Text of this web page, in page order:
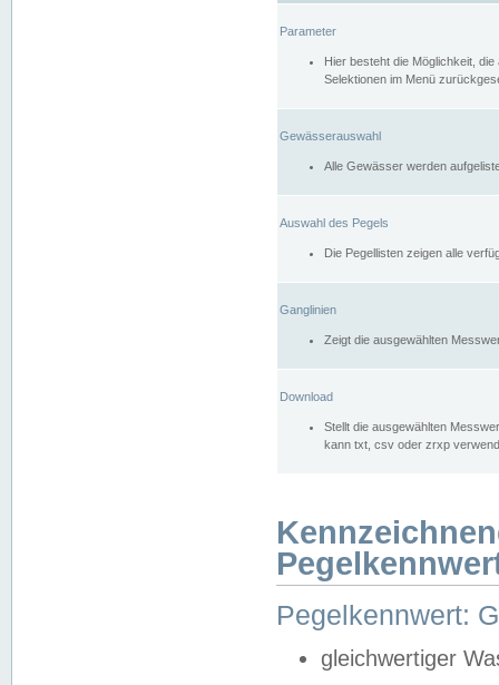
Parameter
Hier besteht die Möglichkeit,
Selektionen im Menü
Gewässerauswahl
Alle Gewässer werden
Auswahl des Pegels
Die Pegellisten zeigen alle
Ganglinien
Zeigt die ausgewählten
Download
Stellt die ausgewählten
kann txt, csv oder zrxp
Pegelkennwert:
gleichwertiger